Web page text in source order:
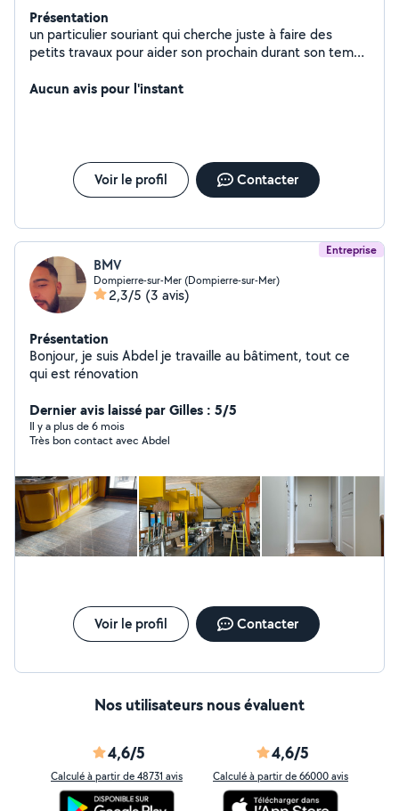
Présentation
un particulier souriant qui cherche juste à faire des
petits travaux pour aider son prochain durant son temps
Aucun avis pour l'instant
Voir le profil Contacter
Entreprise
BMV
Dompierre-sur-Mer (Dompierre-sur-Mer)
2,3/5 (3 avis)
Présentation
Bonjour, je suis Abdel je travaille au bâtiment, tout ce
qui est rénovation
Dernier avis laissé par Gilles : 5/5
Il y a plus de 6 mois
Très bon contact avec Abdel
Voir le profil Contacter
Nos utilisateurs nous évaluent
4,6/5
Calculé à partir de 48731 avis
4,6/5
Calculé à partir de 66000 avis